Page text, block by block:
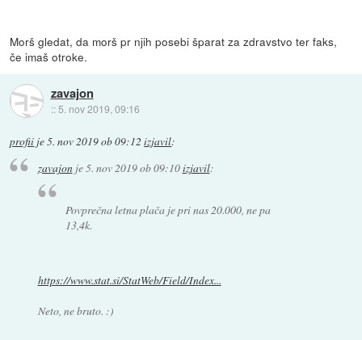
Morš gledat, da morš pr njih posebi šparat za zdravstvo ter faks,
če imaš otroke.
zavajon
:: 5. nov 2019, 09:16
profii je5. nov 2019 ob 09:12 izjavil:
zavajonje5. nov 2019 ob 09:10izjavil:
Povprečna letna plača je pri nas 20.000, ne pa
13,4k.
https://www.stat.si/StatWeb/Field/Index...
Neto, ne bruto. :)